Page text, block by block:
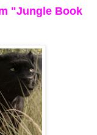
"Jungle Book